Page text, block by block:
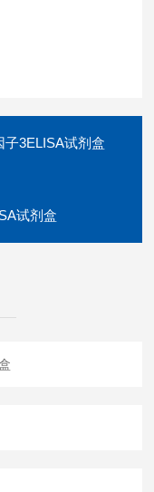
3ELISA试剂盒
试剂盒